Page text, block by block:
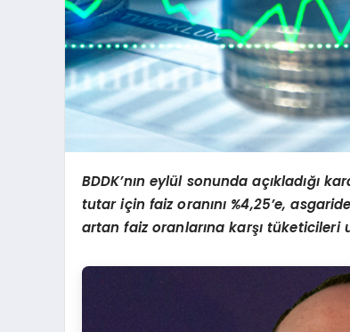
BDDK’nın eylül sonunda açıkladığı
tutar için faiz oranını %4,25’e,
artan faiz oranlarına karşı tüketicileri